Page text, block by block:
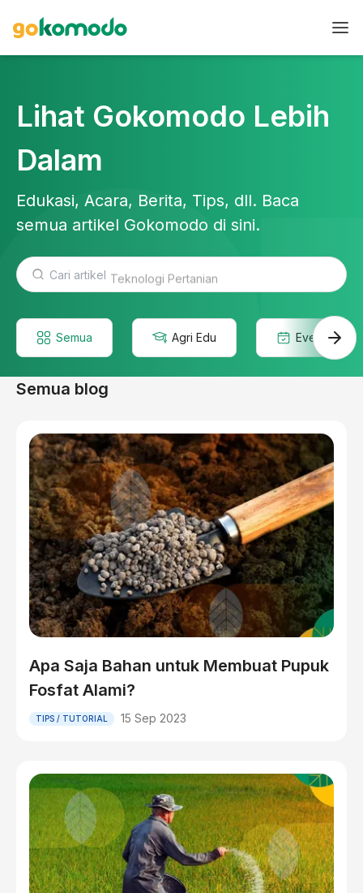
Lihat Gokomodo Lebih
Dalam
Edukasi, Acara, Berita, Tips, dll. Baca
semua artikel Gokomodo di sini.
Teknologi Pertanian
Semua Agri Edu Event
Semua blog
Apa Saja Bahan untuk Membuat Pupuk
Fosfat Alami?
TIPS / TUTORIAL 15 Sep 2023